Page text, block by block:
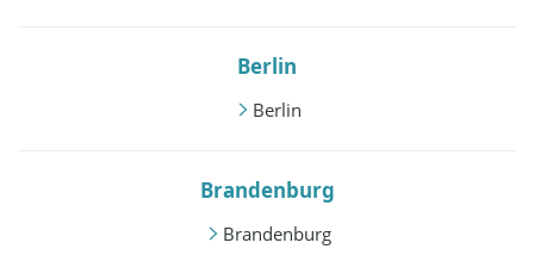
Berlin
Berlin
Brandenburg
Brandenburg